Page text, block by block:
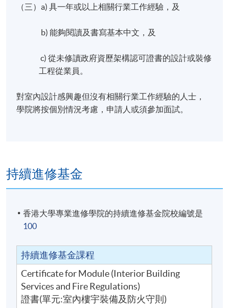
（三）a) 具一年或以上相關行業工作經驗，及
b) 能夠閱讀及書寫基本中文，及
c) 從未修讀政府資歷架構認可證書的設計或裝修
工程從業員。
對室內設計感興趣但沒有相關行業工作經驗的人士，
學院將按個別情況考慮，申請人或須參加面試。
持續進修基金
香港大學專業進修學院的持續進修基金院校編號是
100
持續進修基金課程
Certificate for Module (Interior Building
Services and Fire Regulations)
證書(單元:室內樓宇裝備及防火守則)